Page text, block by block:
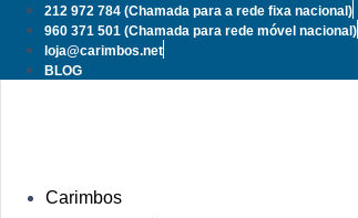
Pular
para
conteúdo
212 972 784 (Chamada para a rede fixa nacional)
960 371 501 (Chamada para rede móvel nacional)
loja@carimbos.net
BLOG
Carimbos